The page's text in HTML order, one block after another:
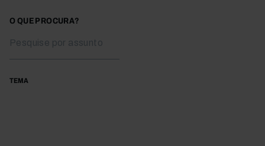
O QUE PROCURA?
TEMA